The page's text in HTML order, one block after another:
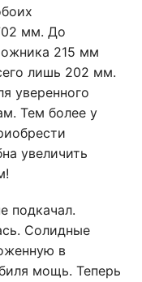
мм. До
215 мм
лишь 202 мм.
уверенного
Тем более у
увеличить
подкачал.
Солидные
в
мощь. Теперь